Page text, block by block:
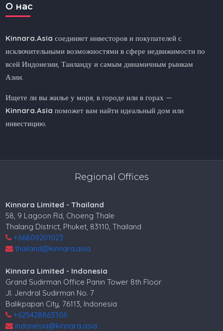
O нас
Kinnara.Asia соединяет инвесторов и покупателей с
исключительными возможностями в сфере недвижимости по
всей Индонезии, Таиланду и самым динамичным рынкам
Азии.
Ищете ли вы жилье у моря, в городе или в горах —
Kinnara.Asia поможет вам найти идеальный дом или
инвестицию.
Regional Offices
Kinnara Limited - Thailand
58, 9 Lagoon Rd, Choeng Thale
Thalang District, Phuket, 83110, Thailand
+66809201023
thailand@kinnara.asia
Kinnara Limited - Indonesia
Grand Sudirman Office Panin Tower 8th Floor
Jl. Jendral Sudirman No. 7
Balikpapan City, 76113, Indonesia
+625428863306
indonesia@kinnara.asia